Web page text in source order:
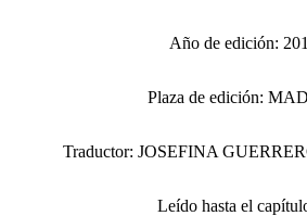
Año de edición:
Plaza de edición:
Traductor: JOSEFINA
Leído hasta el